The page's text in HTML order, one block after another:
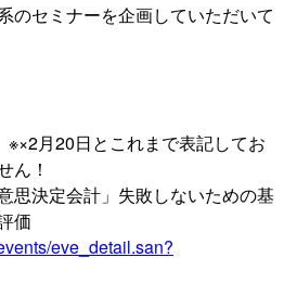
のセミナーを企画していただいて
月20日とこれまで表記してお
ん！
思決定会計」失敗しないための基
価
eve_detail.san?